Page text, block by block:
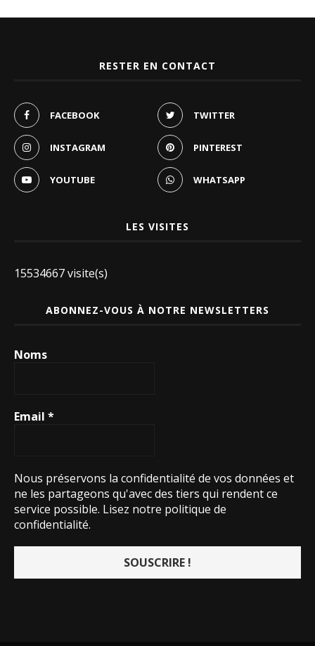
RESTER EN CONTACT
FACEBOOK TWITTER
INSTAGRAM PINTEREST
YOUTUBE WHATSAPP
LES VISITES
15534667 visite(s)
ABONNEZ-VOUS À NOTRE NEWSLETTERS
Noms
Email *
Nous préservons la confidentialité de vos données et
ne les partageons qu'avec des tiers qui rendent ce
service possible. Lisez notre politique de
confidentialité.